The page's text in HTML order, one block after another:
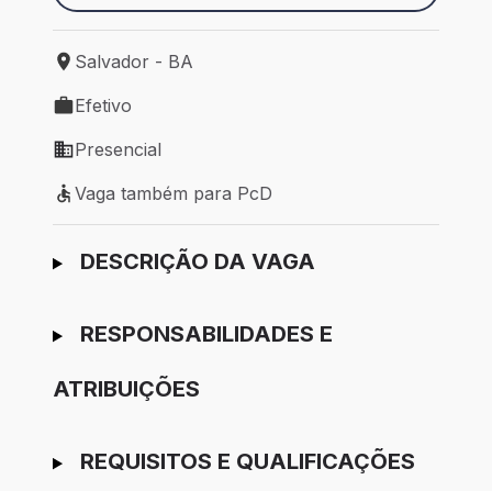
Local de trabalho: Salvador - BA
Salvador - BA
Tipo de vaga: Efetivo
Efetivo
Modelo de trabalho: Presencial
Presencial
Vaga também para PcD
Vaga também para PcD
Ir para candidatura
DESCRIÇÃO DA VAGA
RESPONSABILIDADES E
ATRIBUIÇÕES
REQUISITOS E QUALIFICAÇÕES